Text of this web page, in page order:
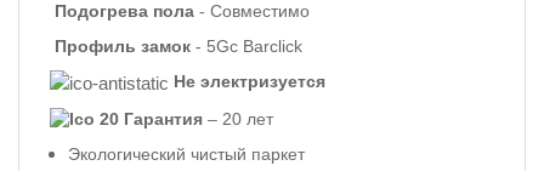
Подогрева пола - Совместимо
Профиль замок - 5Gc Barclick
Не электризуется
Гарантия – 20 лет
Экологический чистый паркет